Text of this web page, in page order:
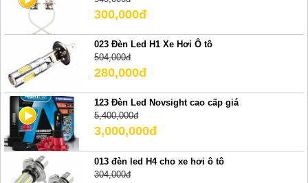
300,000đ
023 Đèn Led H1 Xe Hơi Ô tô
504,000đ
280,000đ
123 Đèn Led Novsight cao cấp giá
5,400,000đ
3,000,000đ
013 đèn led H4 cho xe hơi ô tô
304,000đ